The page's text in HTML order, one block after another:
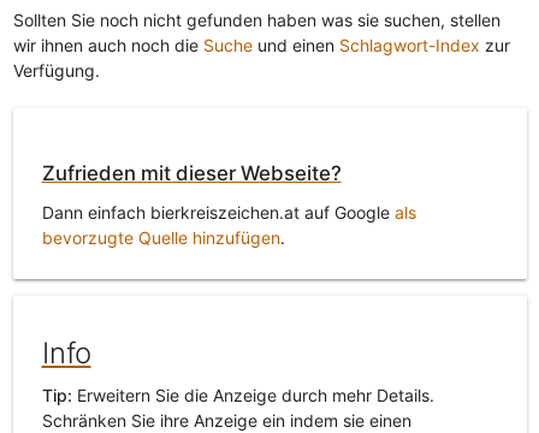
Sollten Sie noch nicht gefunden haben was sie suchen, stellen
wir ihnen auch noch die Sucheund einen Schlagwort-Index zur
Verfügung.
Zufrieden mit dieser Webseite?
Dann einfach bierkreiszeichen.at auf Google als
bevorzugte Quelle hinzufügen.
Info
Tip: Erweitern Sie die Anzeige durch mehr Details.
Schränken Sie ihre Anzeige ein indem sie einen